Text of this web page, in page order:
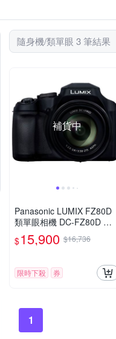
隨身機/類單眼 3 筆結果
補貨中
Panasonic LUMIX FZ80D
類單眼相機 DC-FZ80D 公
司貨
$15,900 $16,736
限時下殺 券
1